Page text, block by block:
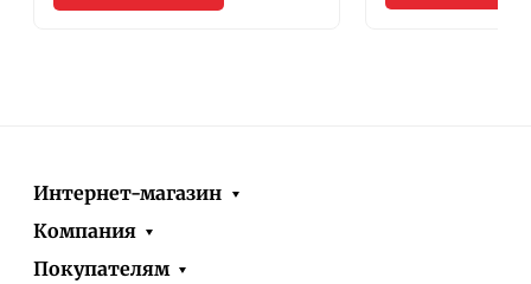
Интернет-магазин
Компания
Покупателям